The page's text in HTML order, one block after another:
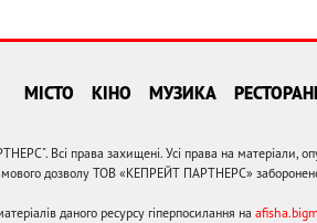
МІСТО КІНО МУЗИКА
Всі права захищені. Усі права на матеріали,
дозволу ТОВ «КЕПРЕЙТ ПАРТНЕРС»
даного ресурсу гіперпосилання на